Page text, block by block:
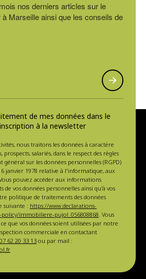
nos derniers articles sur le
Marseille ainsi que les conseils de
de mes données dans le
à la newsletter
nous traitons les données à caractère
prospects, salariés, dans le respect des règles
général sur les données personnelles (RGPD)
janvier 1978 relative à l'informatique, aux
pouvez accéder aux informations
de vos données personnelles ainsi qu'à vos
politique de traitements des données
suivante : https://www.declarations-
immobiliere-pujol_056808868. Vous
que vos données soient utilisées par notre
commerciale en contactant
07 62 20 33 13 ou par mail :